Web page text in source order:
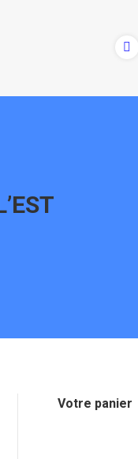
Votre panier